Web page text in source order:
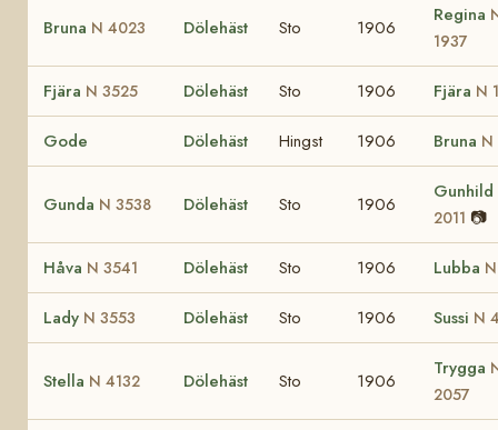
Bruna N 4023 Dölehäst Sto 1906
Regina
1937
Fjära N 3525 Dölehäst Sto 1906 Fjära N
Gode Dölehäst Hingst 1906 Bruna N
Gunda N 3538 Dölehäst Sto 1906
Gunhild
2011 📷
Håva N 3541 Dölehäst Sto 1906 Lubba
Lady N 3553 Dölehäst Sto 1906 Sussi N
Stella N 4132 Dölehäst Sto 1906
Trygga
2057